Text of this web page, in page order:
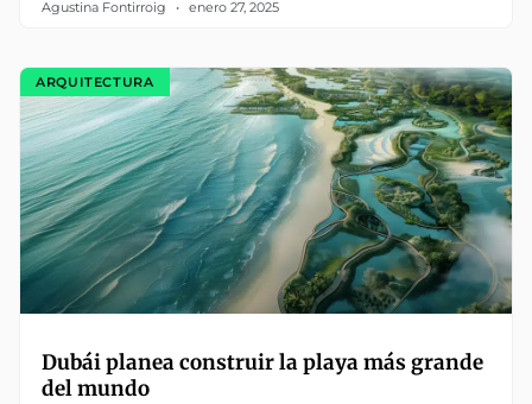
Agustina Fontirroig enero 27, 2025
ARQUITECTURA
Dubái planea construir la playa más grande
del mundo